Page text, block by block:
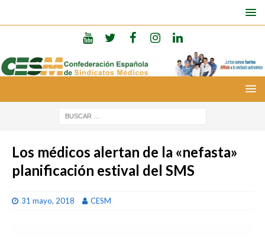
Los médicos alertan de la «nefasta»
planificación estival del SMS
31 mayo, 2018 CESM